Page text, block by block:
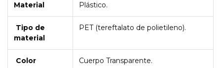
Material Plástico.
Tipo de
material
PET (tereftalato de polietileno).
Color Cuerpo Transparente.